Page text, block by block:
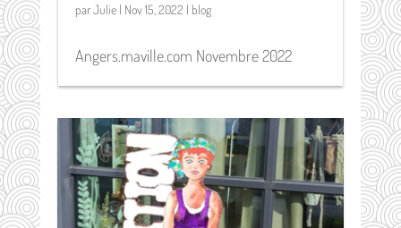
parJulie| Nov 15, 2022 | blog
Angers.maville.com Novembre 2022